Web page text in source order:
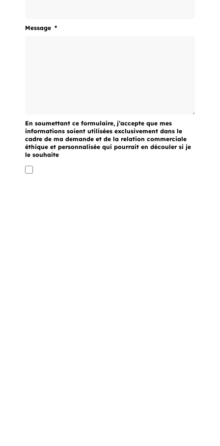
Message
En soumettant ce formulaire, j’accepte que mes
informations soient utilisées exclusivement dans le
cadre de ma demande et de la relation commerciale
éthique et personnalisée qui pourrait en découler si je
le souhaite